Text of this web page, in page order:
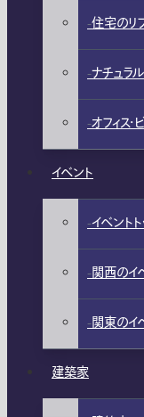
住宅のリ
ナチュラ
オフィス・
イベント
イベント
関西のイ
関東のイ
建築家